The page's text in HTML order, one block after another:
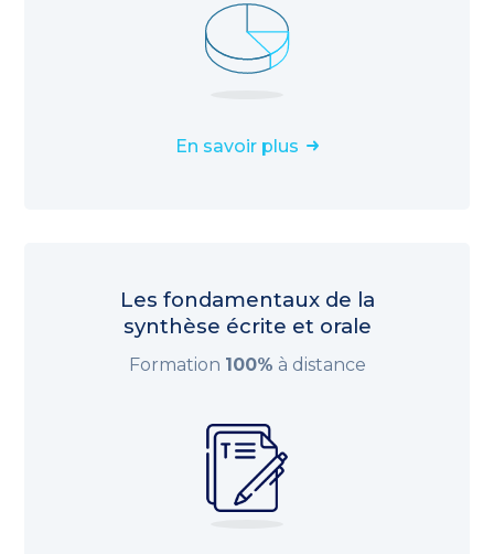
En savoir plus
Les fondamentaux de la
synthèse écrite et orale
Formation 100% à distance